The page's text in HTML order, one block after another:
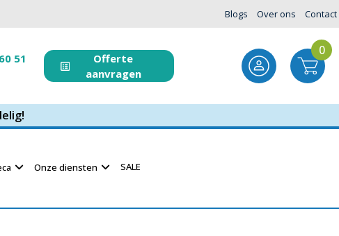
Blogs Over ons Contact
51
Offerte
aanvragen
0
Onze diensten SALE